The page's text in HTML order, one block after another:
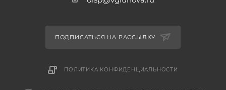
ПОДПИСАТЬСЯ НА РАССЫЛКУ
ПОЛИТИКА КОНФИДЕНЦИАЛЬНОСТИ